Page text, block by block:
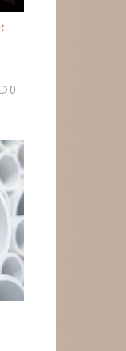
0